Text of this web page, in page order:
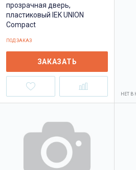
прозрачная дверь,
пластиковый IEK UNION
Compact
ПОД ЗАКАЗ
ЗАКАЗАТЬ
НЕТ